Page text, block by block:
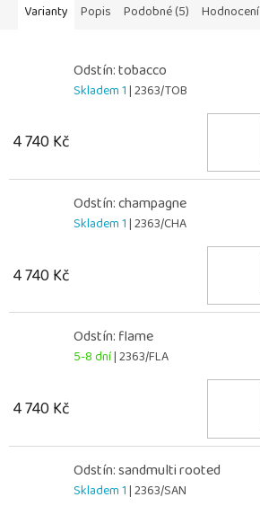
Varianty Popis Podobné (5) Hodnocení
Odstín: tobacco
Skladem 1| 2363/TOB
4 740 Kč
Odstín: champagne
Skladem 1| 2363/CHA
4 740 Kč
Odstín: flame
5-8 dní| 2363/FLA
4 740 Kč
Odstín: sandmulti rooted
Skladem 1| 2363/SAN